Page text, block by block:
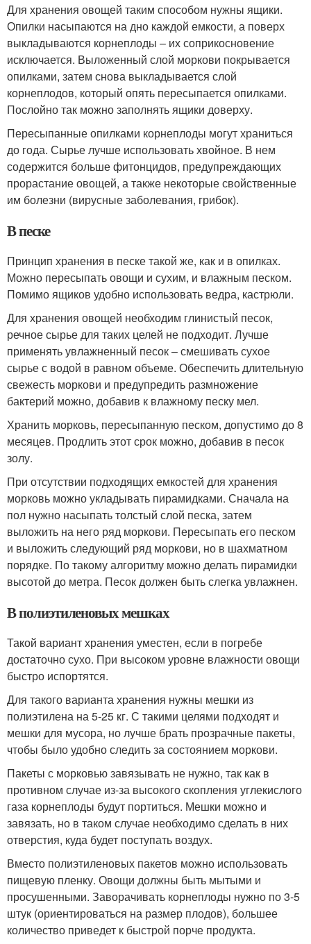
Для хранения овощей таким способом нужны ящики.
Опилки насыпаются на дно каждой емкости, а поверх
выкладываются корнеплоды – их соприкосновение
исключается. Выложенный слой моркови покрывается
опилками, затем снова выкладывается слой
корнеплодов, который опять пересыпается опилками.
Послойно так можно заполнять ящики доверху.
Пересыпанные опилками корнеплоды могут храниться
до года. Сырье лучше использовать хвойное. В нем
содержится больше фитонцидов, предупреждающих
прорастание овощей, а также некоторые свойственные
им болезни (вирусные заболевания, грибок).
В песке
Принцип хранения в песке такой же, как и в опилках.
Можно пересыпать овощи и сухим, и влажным песком.
Помимо ящиков удобно использовать ведра, кастрюли.
Для хранения овощей необходим глинистый песок,
речное сырье для таких целей не подходит. Лучше
применять увлажненный песок – смешивать сухое
сырье с водой в равном объеме. Обеспечить длительную
свежесть моркови и предупредить размножение
бактерий можно, добавив к влажному песку мел.
Хранить морковь, пересыпанную песком, допустимо до 8
месяцев. Продлить этот срок можно, добавив в песок
золу.
При отсутствии подходящих емкостей для хранения
морковь можно укладывать пирамидками. Сначала на
пол нужно насыпать толстый слой песка, затем
выложить на него ряд моркови. Пересыпать его песком
и выложить следующий ряд моркови, но в шахматном
порядке. По такому алгоритму можно делать пирамидки
высотой до метра. Песок должен быть слегка увлажнен.
В полиэтиленовых мешках
Такой вариант хранения уместен, если в погребе
достаточно сухо. При высоком уровне влажности овощи
быстро испортятся.
Для такого варианта хранения нужны мешки из
полиэтилена на 5-25 кг. С такими целями подходят и
мешки для мусора, но лучше брать прозрачные пакеты,
чтобы было удобно следить за состоянием моркови.
Пакеты с морковью завязывать не нужно, так как в
противном случае из-за высокого скопления углекислого
газа корнеплоды будут портиться. Мешки можно и
завязать, но в таком случае необходимо сделать в них
отверстия, куда будет поступать воздух.
Вместо полиэтиленовых пакетов можно использовать
пищевую пленку. Овощи должны быть мытыми и
просушенными. Заворачивать корнеплоды нужно по 3-5
штук (ориентироваться на размер плодов), большее
количество приведет к быстрой порче продукта.